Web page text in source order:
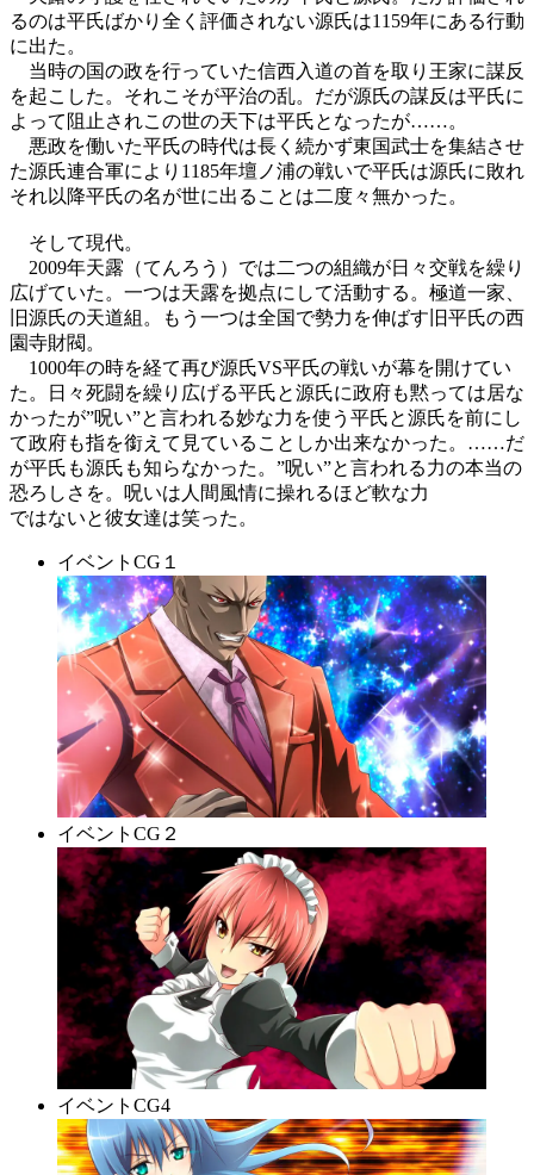
るのは平氏ばかり全く評価されない源氏は1159年にある行動
に出た。
当時の国の政を行っていた信西入道の首を取り王家に謀反
を起こした。それこそが平治の乱。だが源氏の謀反は平氏に
よって阻止されこの世の天下は平氏となったが……。
悪政を働いた平氏の時代は長く続かず東国武士を集結させ
た源氏連合軍により1185年壇ノ浦の戦いで平氏は源氏に敗れ
それ以降平氏の名が世に出ることは二度々無かった。
そして現代。
2009年天露（てんろう）では二つの組織が日々交戦を繰り
広げていた。一つは天露を拠点にして活動する。極道一家、
旧源氏の天道組。もう一つは全国で勢力を伸ばす旧平氏の西
園寺財閥。
1000年の時を経て再び源氏VS平氏の戦いが幕を開けてい
た。日々死闘を繰り広げる平氏と源氏に政府も黙っては居な
かったが”呪い”と言われる妙な力を使う平氏と源氏を前にし
て政府も指を銜えて見ていることしか出来なかった。……だ
が平氏も源氏も知らなかった。”呪い”と言われる力の本当の
恐ろしさを。呪いは人間風情に操れるほど軟な力
ではないと彼女達は笑った。
イベントCG１
イベントCG２
イベントCG4